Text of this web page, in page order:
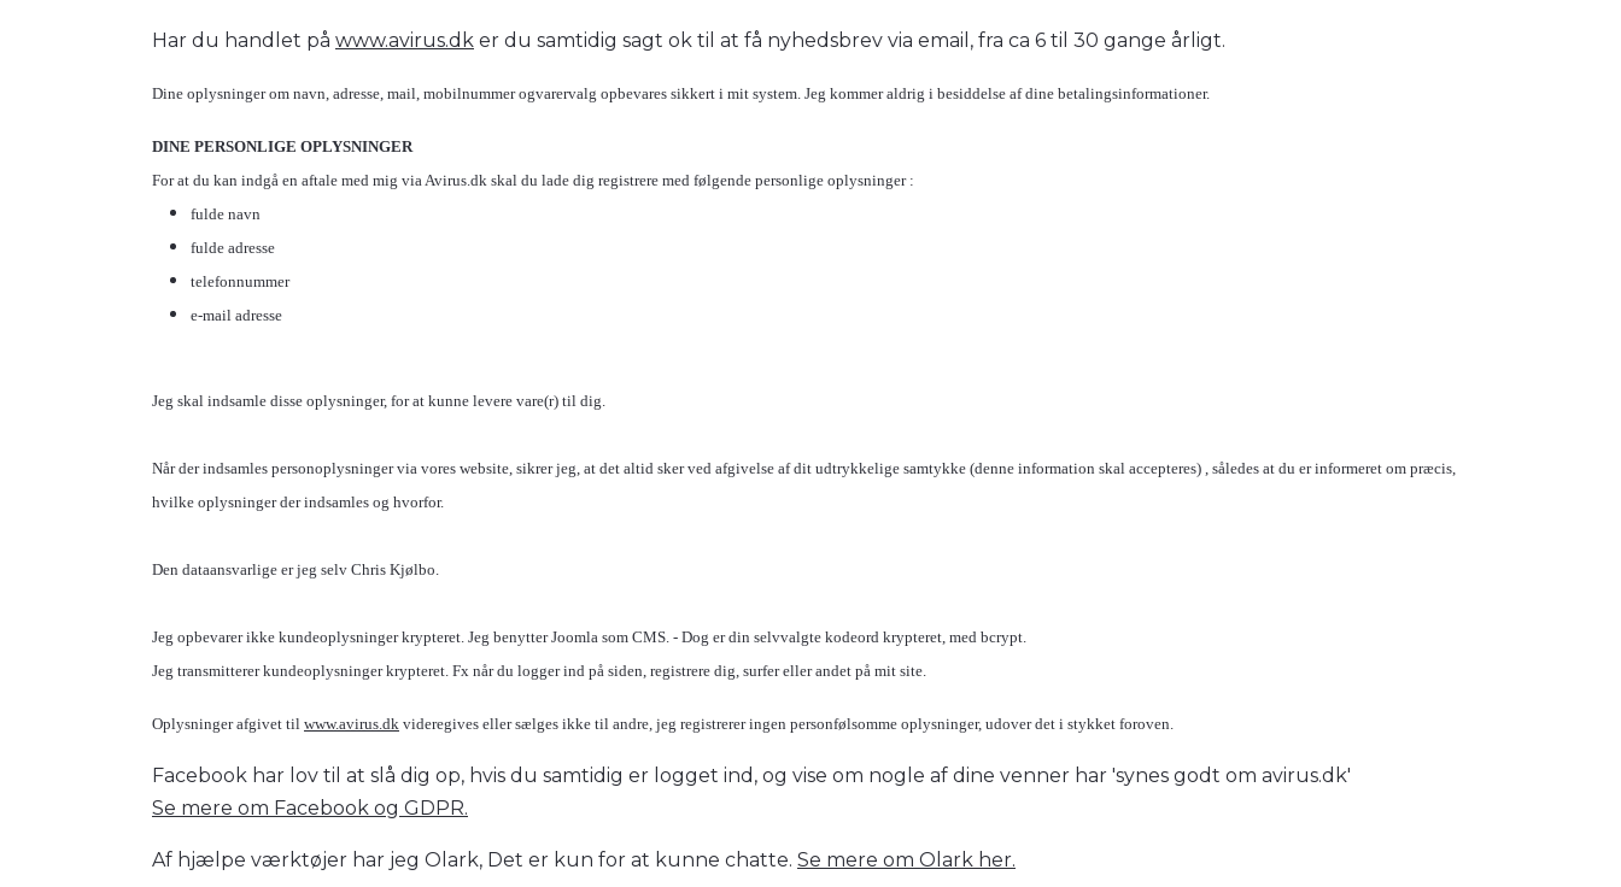
Har du handlet på www.avirus.dk er du samtidig sagt ok til at få nyhedsbrev via email, fra ca 6 til 30 gange årligt.
Dine oplysninger om navn, adresse, mail, mobilnummer ogvarervalg opbevares sikkert i mit system. Jeg kommer aldrig i besiddelse af dine betalingsinformationer.
DINE PERSONLIGE OPLYSNINGER
For at du kan indgå en aftale med mig via Avirus.dk skal du lade dig registrere med følgende personlige oplysninger :
fulde navn
fulde adresse
telefonnummer
e-mail adresse
Jeg skal indsamle disse oplysninger, for at kunne levere vare(r) til dig.
Når der indsamles personoplysninger via vores website, sikrer jeg, at det altid sker ved afgivelse af dit udtrykkelige samtykke (denne information skal accepteres) , således at du er informeret om præcis,
hvilke oplysninger der indsamles og hvorfor.
Den dataansvarlige er jeg selv Chris Kjølbo.
Jeg opbevarer ikke kundeoplysninger krypteret. Jeg benytter Joomla som CMS. - Dog er din selvvalgte kodeord krypteret, med bcrypt.
Jeg transmitterer kundeoplysninger krypteret. Fx når du logger ind på siden, registrere dig, surfer eller andet på mit site.
Oplysninger afgivet til www.avirus.dk videregives eller sælges ikke til andre, jeg registrerer ingen personfølsomme oplysninger, udover det i stykket foroven.
Facebook har lov til at slå dig op, hvis du samtidig er logget ind, og vise om nogle af dine venner har 'synes godt om avirus.dk'
Se mere om Facebook og GDPR.
Af hjælpe værktøjer har jeg Olark, Det er kun for at kunne chatte. Se mere om Olark her.